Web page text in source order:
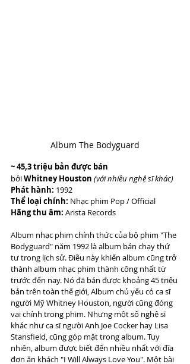
Album The Bodyguard
~ 45,3 triệu bản được bán
bởi Whitney Houston (với nhiều nghệ sĩ khác)
Phát hành: 1992
Thể loại chính: Nhạc phim Pop / Official
Hãng thu âm: Arista Records
Album nhạc phim chính thức của bộ phim "The
Bodyguard" năm 1992 là album bán chạy thứ
tư trong lịch sử. Điều này khiến album cũng trở
thành album nhạc phim thành công nhất từ ​​
trước đến nay. Nó đã bán được khoảng 45 triệu
bản trên toàn thế giới, Album chủ yếu có ca sĩ
người Mỹ Whitney Houston, người cũng đóng
vai chính trong phim. Nhưng một số nghệ sĩ
khác như ca sĩ người Anh Joe Cocker hay Lisa
Stansfield, cũng góp mặt trong album. Tuy
nhiên, album được biết đến nhiều nhất với đĩa
đơn ăn khách "I Will Always Love You". Một bài